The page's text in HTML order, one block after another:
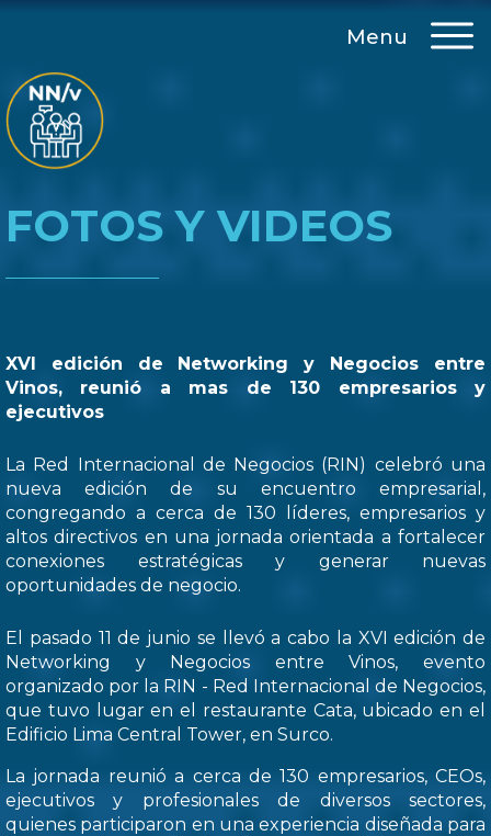
Menu
FOTOS Y VIDEOS
XVI edición de Networking y Negocios entre
Vinos, reunió a mas de 130 empresarios y
ejecutivos
La Red Internacional de Negocios (RIN) celebró una
nueva edición de su encuentro empresarial,
congregando a cerca de 130 líderes, empresarios y
altos directivos en una jornada orientada a fortalecer
conexiones estratégicas y generar nuevas
oportunidades de negocio.
El pasado 11 de junio se llevó a cabo la XVI edición de
Networking y Negocios entre Vinos, evento
organizado por la RIN - Red Internacional de Negocios,
que tuvo lugar en el restaurante Cata, ubicado en el
Edificio Lima Central Tower, en Surco.
La jornada reunió a cerca de 130 empresarios, CEOs,
ejecutivos y profesionales de diversos sectores,
quienes participaron en una experiencia diseñada para